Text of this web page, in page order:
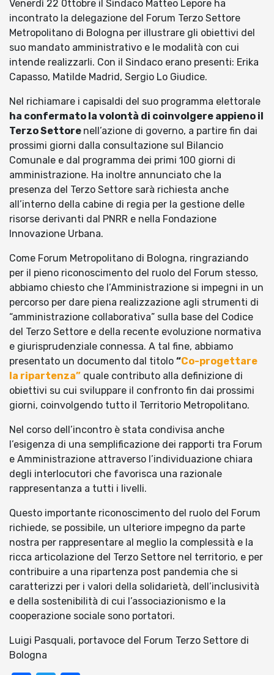
Venerdì 22 0ttobre il Sindaco Matteo Lepore ha
incontrato la delegazione del Forum Terzo Settore
Metropolitano di Bologna per illustrare gli obiettivi del
suo mandato amministrativo e le modalità con cui
intende realizzarli. Con il Sindaco erano presenti: Erika
Capasso, Matilde Madrid, Sergio Lo Giudice.
Nel richiamare i capisaldi del suo programma elettorale
ha confermato la volontà di coinvolgere appieno il
Terzo Settore nell’azione di governo, a partire fin dai
prossimi giorni dalla consultazione sul Bilancio
Comunale e dal programma dei primi 100 giorni di
amministrazione. Ha inoltre annunciato che la
presenza del Terzo Settore sarà richiesta anche
all’interno della cabine di regia per la gestione delle
risorse derivanti dal PNRR e nella Fondazione
Innovazione Urbana.
Come Forum Metropolitano di Bologna, ringraziando
per il pieno riconoscimento del ruolo del Forum stesso,
abbiamo chiesto che l’Amministrazione si impegni in un
percorso per dare piena realizzazione agli strumenti di
“amministrazione collaborativa” sulla base del Codice
del Terzo Settore e della recente evoluzione normativa
e giurisprudenziale connessa. A tal fine, abbiamo
presentato un documento dal titolo “Co-progettare
la ripartenza” quale contributo alla definizione di
obiettivi su cui sviluppare il confronto fin dai prossimi
giorni, coinvolgendo tutto il Territorio Metropolitano.
Nel corso dell’incontro è stata condivisa anche
l’esigenza di una semplificazione dei rapporti tra Forum
e Amministrazione attraverso l’individuazione chiara
degli interlocutori che favorisca una razionale
rappresentanza a tutti i livelli.
Questo importante riconoscimento del ruolo del Forum
richiede, se possibile, un ulteriore impegno da parte
nostra per rappresentare al meglio la complessità e la
ricca articolazione del Terzo Settore nel territorio, e per
contribuire a una ripartenza post pandemia che si
caratterizzi per i valori della solidarietà, dell’inclusività
e della sostenibilità di cui l’associazionismo e la
cooperazione sociale sono portatori.
Luigi Pasquali, portavoce del Forum Terzo Settore di
Bologna